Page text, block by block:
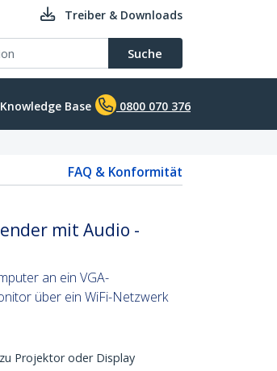
Treiber & Downloads
Suche
Knowledge Base 0800 070 376
FAQ & Konformität
mit Audio -
an ein VGA-
über ein WiFi-Netzwerk
Projektor oder Display